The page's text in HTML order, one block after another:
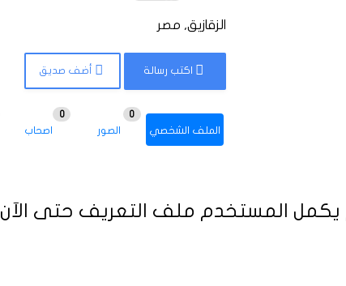
الزقازيق, مصر
اكتب رسالة أضف صديق
الملف الشخصي الصور
0
اصحاب
0
يكمل المستخدم ملف التعريف حتى الآن